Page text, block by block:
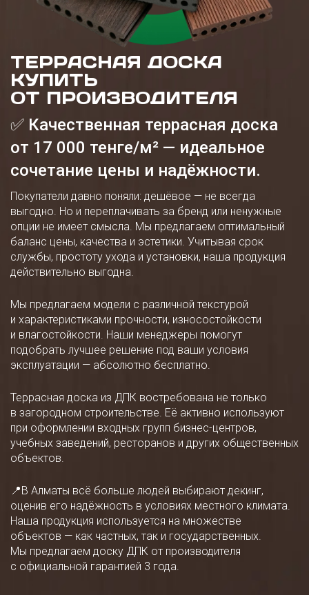
ТЕРРАСНАЯ ДОСКА
КУПИТЬ
ОТ ПРОИЗВОДИТЕЛЯ
✅ Качественная террасная доска
от 17 000 тенге/м² — идеальное
сочетание цены и надёжности.
Покупатели давно поняли: дешёвое — не всегда
выгодно. Но и переплачивать за бренд или ненужные
опции не имеет смысла. Мы предлагаем оптимальный
баланс цены, качества и эстетики. Учитывая срок
службы, простоту ухода и установки, наша продукция
действительно выгодна.
Мы предлагаем модели с различной текстурой
и характеристиками прочности, износостойкости
и влагостойкости. Наши менеджеры помогут
подобрать лучшее решение под ваши условия
эксплуатации — абсолютно бесплатно.
Террасная доска из ДПК востребована не только
в загородном строительстве. Её активно используют
при оформлении входных групп бизнес-центров,
учебных заведений, ресторанов и других общественных
объектов.
📍В Алматы всё больше людей выбирают декинг,
оценив его надёжность в условиях местного климата.
Наша продукция используется на множестве
объектов — как частных, так и государственных.
Мы предлагаем доску ДПК от производителя
с официальной гарантией 3 года.